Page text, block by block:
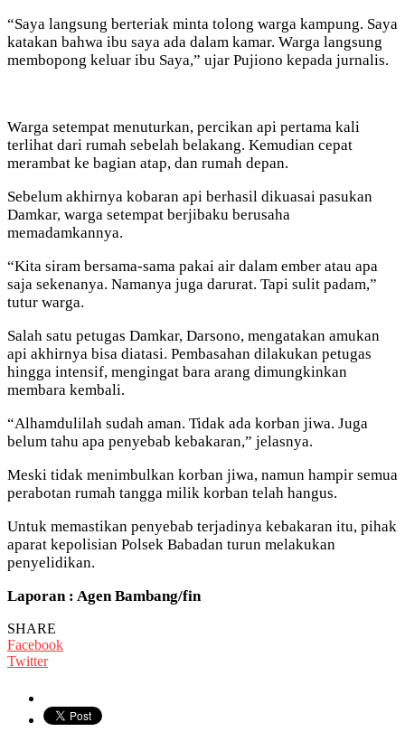
“Saya langsung berteriak minta tolong warga kampung. Saya
katakan bahwa ibu saya ada dalam kamar. Warga langsung
membopong keluar ibu Saya,” ujar Pujiono kepada jurnalis.
Warga setempat menuturkan, percikan api pertama kali
terlihat dari rumah sebelah belakang. Kemudian cepat
merambat ke bagian atap, dan rumah depan.
Sebelum akhirnya kobaran api berhasil dikuasai pasukan
Damkar, warga setempat berjibaku berusaha
memadamkannya.
“Kita siram bersama-sama pakai air dalam ember atau apa
saja sekenanya. Namanya juga darurat. Tapi sulit padam,”
tutur warga.
Salah satu petugas Damkar, Darsono, mengatakan amukan
api akhirnya bisa diatasi. Pembasahan dilakukan petugas
hingga intensif, mengingat bara arang dimungkinkan
membara kembali.
“Alhamdulilah sudah aman. Tidak ada korban jiwa. Juga
belum tahu apa penyebab kebakaran,” jelasnya.
Meski tidak menimbulkan korban jiwa, namun hampir semua
perabotan rumah tangga milik korban telah hangus.
Untuk memastikan penyebab terjadinya kebakaran itu, pihak
aparat kepolisian Polsek Babadan turun melakukan
penyelidikan.
Laporan : Agen Bambang/fin
SHARE
Facebook
Twitter